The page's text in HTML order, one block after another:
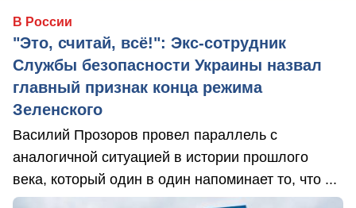
В России
"Это, считай, всё!": Экс-сотрудник
Службы безопасности Украины назвал
главный признак конца режима
Зеленского
Василий Прозоров провел параллель с
аналогичной ситуацией в истории прошлого
века, который один в один напоминает то, что ...